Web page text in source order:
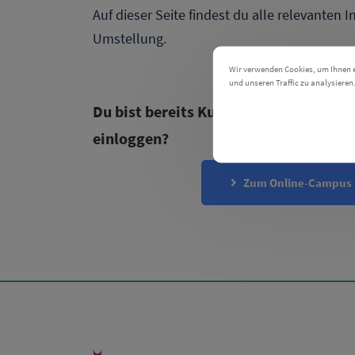
Auf dieser Seite findest du alle relevanten
Umstellung.
Du bist bereits Kunde und willst dich
einloggen?
Zum Online-Campus
Wir verwenden Cookies, um
und unseren Traffic zu